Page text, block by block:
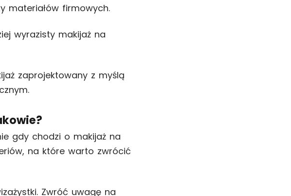
materiałów firmowych.
wyrazisty makijaż na
zaprojektowany z myślą
gdy chodzi o makijaż na
na które warto zwrócić
Zwróć uwagę na